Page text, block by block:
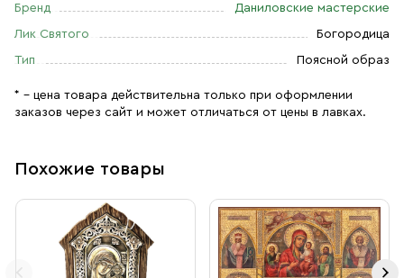
Бренд Даниловские мастерские
Лик Святого Богородица
Тип Поясной образ
* – цена товара действительна только при оформлении
заказов через сайт и может отличаться от цены в лавках.
Похожие товары